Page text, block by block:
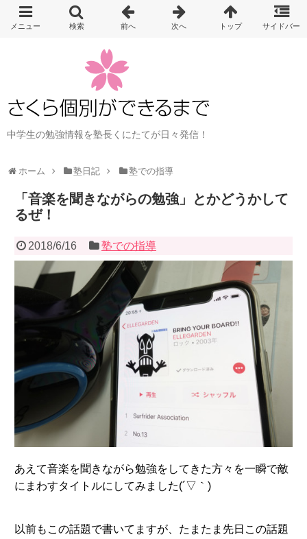
中学生の勉強情報を塾長くにたてが日々発信！
ホーム 塾日記 塾での指導
「音楽を聞きながらの勉強」とかどうかして
るぜ！
2018/6/16 塾での指導
あえて音楽を聞きながら勉強をしてきた方々を一瞬で敵
にまわすタイトルにしてみました(´▽｀)
以前もこの話題で書いてますが、たまたま先日この話題